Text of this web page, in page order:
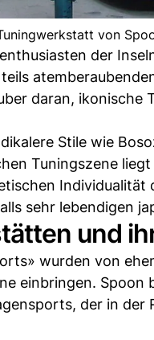
von
der
daran, ikonische
Stile wie
Tuningszene
Individualität
sehr lebendigen
und
wurden von
einbringen. Spoon
der in